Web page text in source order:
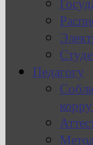
Педагогу